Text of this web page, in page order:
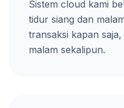
Sistem cloud kami
tidur siang dan
transaksi kapan
malam sekalipun.